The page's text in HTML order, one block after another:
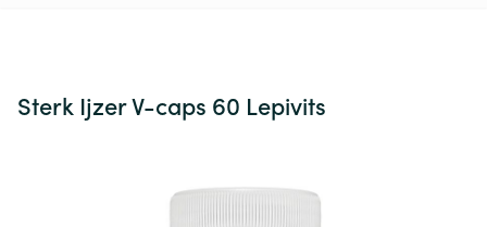
Sterk Ijzer V-caps 60 Lepivits